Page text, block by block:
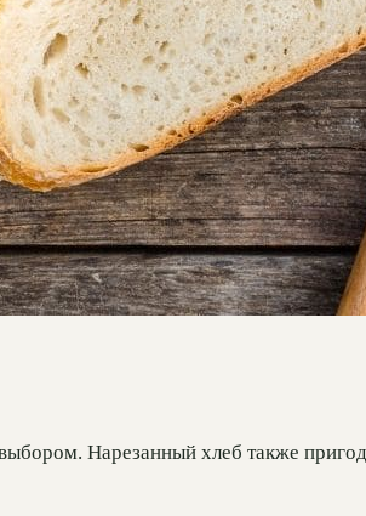
Нарезанный хлеб также